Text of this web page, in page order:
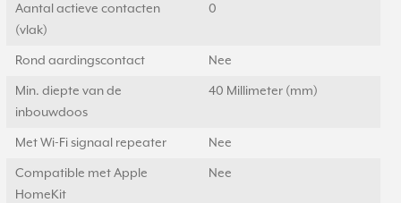
Aantal actieve contacten
(vlak)
0
Rond aardingscontact Nee
Min. diepte van de
inbouwdoos
40 Millimeter (mm)
Met Wi-Fi signaal repeater Nee
Compatible met Apple
HomeKit
Nee